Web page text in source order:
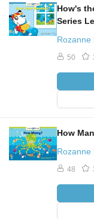
How's
Series
Rozanne
50
How
Rozanne
48